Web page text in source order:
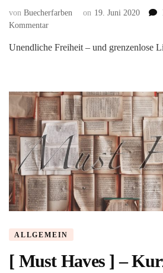
von Buecherfarben on 19. Juni 2020
Kommentarzu
Summer
Armen
von
Kelly
Moran
Unendliche Freiheit – und grenzenlose
ALLGEMEIN
[ Must Haves ] –